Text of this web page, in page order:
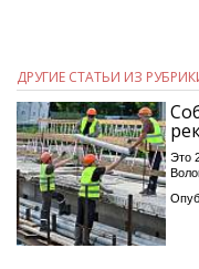
ДРУГИЕ СТАТЬИ ИЗ
Это